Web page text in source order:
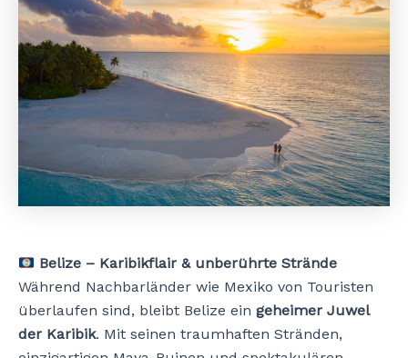
Belize – Karibikflair & unberührte Strände
Während Nachbarländer wie Mexiko von Touristen
überlaufen sind, bleibt Belize ein geheimer Juwel
der Karibik. Mit seinen traumhaften Stränden,